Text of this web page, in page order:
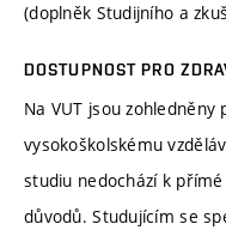
(doplněk Studijního a
DOSTUPNOST PRO
Na VUT jsou
vysokoškolskému
studiu nedochází k
důvodů. Studujícím se